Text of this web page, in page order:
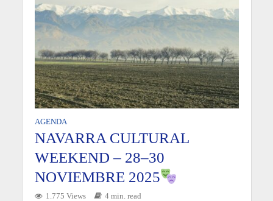
AGENDA
NAVARRA CULTURAL
WEEKEND – 28–30
NOVIEMBRE 2025
1.775 Views 4 min. read